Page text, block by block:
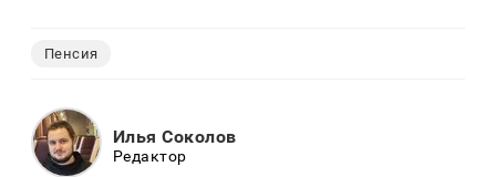
Пенсия
Илья Соколов
Редактор